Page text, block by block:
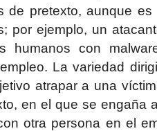
pretexto, aunque
por ejemplo, un
humanos con
La variedad
atrapar a una
en el que se engaña
otra persona en el